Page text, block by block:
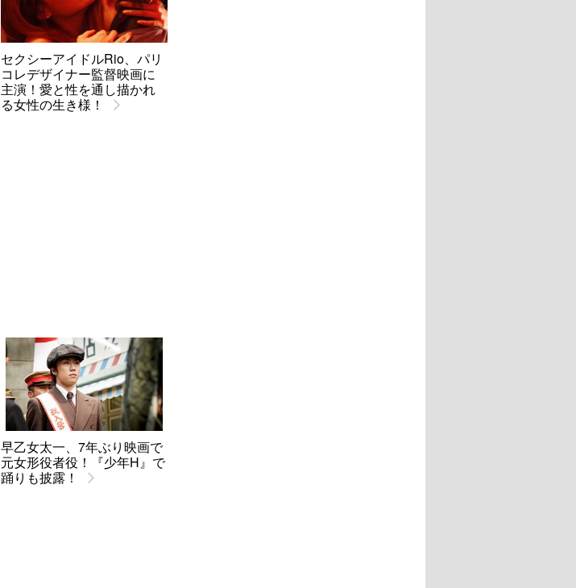
セクシーアイドルRio、パリ
コレデザイナー監督映画に
主演！愛と性を通し描かれ
る女性の生き様！
早乙女太一、7年ぶり映画で
元女形役者役！『少年H』で
踊りも披露！